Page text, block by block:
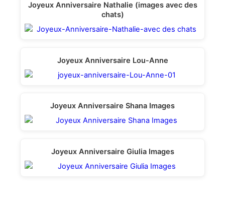
Joyeux Anniversaire Nathalie (images avec des
chats)
Joyeux Anniversaire Lou-Anne
Joyeux Anniversaire Shana Images
Joyeux Anniversaire Giulia Images